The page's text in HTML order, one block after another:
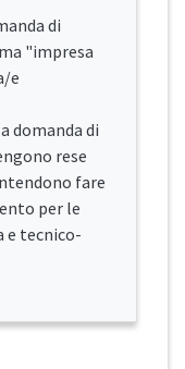
di
"impresa
e
domanda di
rese
fare
per le
e tecnico-